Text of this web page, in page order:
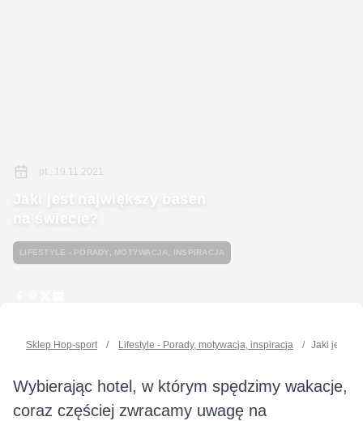
pt., 19.11.2021
Jaki jest największy basen
na świecie?
LIFESTYLE - PORADY, MOTYWACJA, INSPIRACJA
Sklep Hop-sport / Lifestyle - Porady, motywacja, inspiracja / Jaki jest
Wybierając hotel, w którym spędzimy wakacje,
coraz częściej zwracamy uwagę na